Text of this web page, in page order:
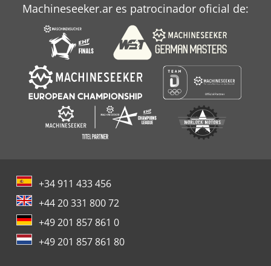
Machineseeker.ar es patrocinador oficial de:
+34 911 433 456
+44 20 331 800 72
+49 201 857 861 0
+49 201 857 861 80